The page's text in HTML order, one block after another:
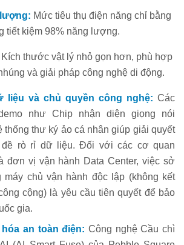
Mức tiêu thụ điện năng chỉ bằng
tiết kiệm 98% năng lượng.
Kích thước vật lý nhỏ gọn hơn, phù hợp
và giải pháp công nghệ di động.
liệu và chủ quyền công nghệ: Các
như Chip nhận diện giọng nói
thống thư ký ảo cá nhân giúp giải quyết
đề rò rỉ dữ liệu. Đối với các cơ quan
đơn vị vận hành Data Center, việc sở
máy chủ vận hành độc lập (không kết
cộng) là yêu cầu tiên quyết để bảo
gia.
an toàn điện: Công nghệ Cầu chì